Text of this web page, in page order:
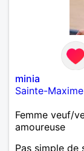
minia
Sainte-Maxime
Femme veuf/
amoureuse
Pas simple de